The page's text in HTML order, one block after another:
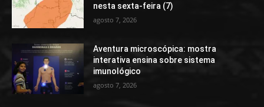
nesta sexta-feira (7)
agosto 7, 2026
Aventura microscópica: mostra
interativa ensina sobre sistema
imunológico
agosto 7, 2026